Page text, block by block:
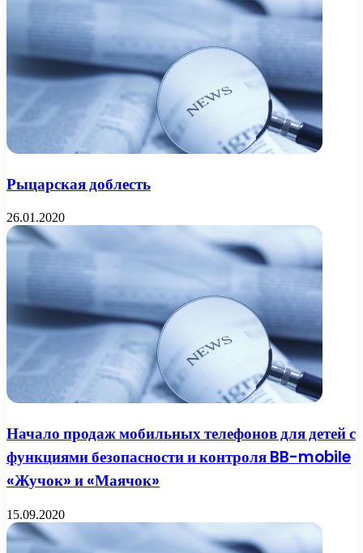
Рыцарская доблесть
26.01.2020
Начало продаж мобильных телефонов для детей с
функциями безопасности и контроля BB-mobile
«Жучок» и «Маячок»
15.09.2020